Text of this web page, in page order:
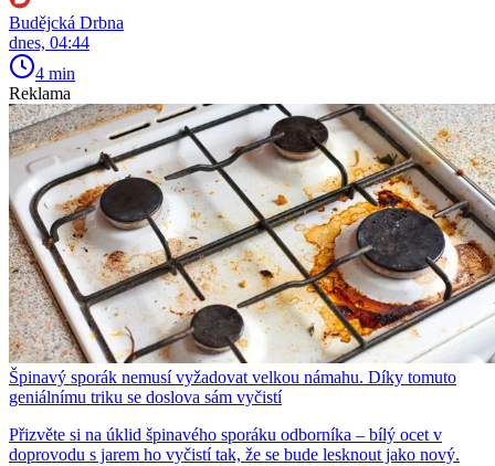
Budějcká Drbna
dnes, 04:44
4 min
Reklama
Špinavý sporák nemusí vyžadovat velkou námahu. Díky tomuto
geniálnímu triku se doslova sám vyčistí
Přizvěte si na úklid špinavého sporáku odborníka – bílý ocet v
doprovodu s jarem ho vyčistí tak, že se bude lesknout jako nový.